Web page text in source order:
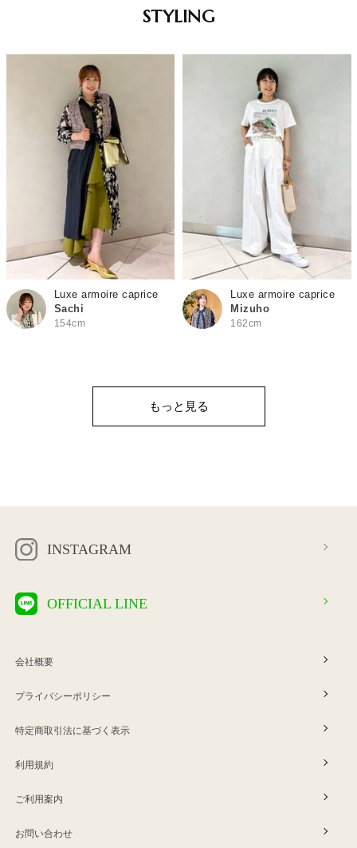
STYLING
Luxe armoire caprice
Sachi
154cm
Luxe armoire caprice
Mizuho
162cm
もっと見る
INSTAGRAM
OFFICIAL LINE
会社概要
プライバシーポリシー
特定商取引法に基づく表示
利用規約
ご利用案内
お問い合わせ